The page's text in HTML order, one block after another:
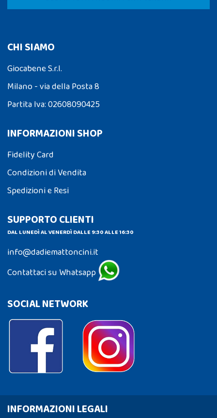
CHI SIAMO
Giocabene S.r.l.
Milano - via della Posta 8
Partita Iva: 02608090425
INFORMAZIONI SHOP
Fidelity Card
Condizioni di Vendita
Spedizioni e Resi
SUPPORTO CLIENTI
DAL LUNEDÌ AL VENERDÌ DALLE 9:30 ALLE 16:30
info@dadiemattoncini.it
Contattaci su Whatsapp
SOCIAL NETWORK
INFORMAZIONI LEGALI